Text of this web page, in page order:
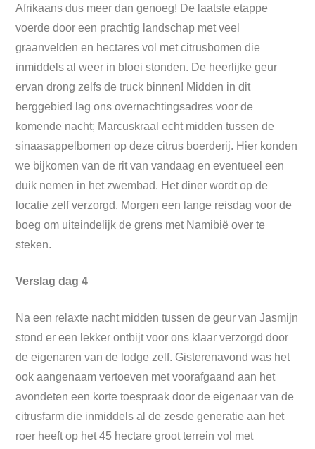
Afrikaans dus meer dan genoeg! De laatste etappe
voerde door een prachtig landschap met veel
graanvelden en hectares vol met citrusbomen die
inmiddels al weer in bloei stonden. De heerlijke geur
ervan drong zelfs de truck binnen! Midden in dit
berggebied lag ons overnachtingsadres voor de
komende nacht; Marcuskraal echt midden tussen de
sinaasappelbomen op deze citrus boerderij. Hier konden
we bijkomen van de rit van vandaag en eventueel een
duik nemen in het zwembad. Het diner wordt op de
locatie zelf verzorgd. Morgen een lange reisdag voor de
boeg om uiteindelijk de grens met Namibië over te
steken.
Verslag dag 4
Na een relaxte nacht midden tussen de geur van Jasmijn
stond er een lekker ontbijt voor ons klaar verzorgd door
de eigenaren van de lodge zelf. Gisterenavond was het
ook aangenaam vertoeven met voorafgaand aan het
avondeten een korte toespraak door de eigenaar van de
citrusfarm die inmiddels al de zesde generatie aan het
roer heeft op het 45 hectare groot terrein vol met